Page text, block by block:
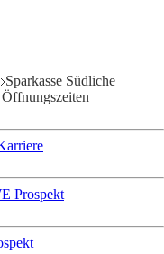
Sparkasse Südliche
Prospekt